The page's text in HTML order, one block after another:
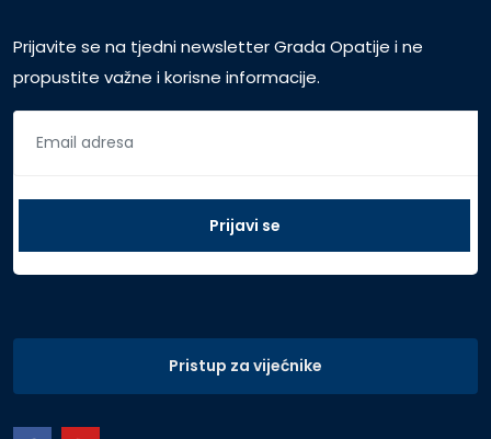
Prijavite se na tjedni newsletter Grada Opatije i ne
propustite važne i korisne informacije.
Pristup za vijećnike